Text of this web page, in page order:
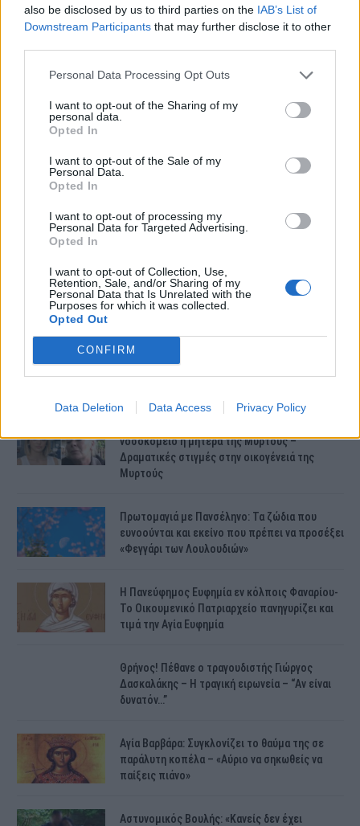
also be disclosed by us to third parties on the IAB’s List of
Downstream Participants that may further disclose it to other
Personal Data Processing Opt Outs
I want to opt-out of the Sharing of my
personal data.
Opted In
I want to opt-out of the Sale of my
Personal Data.
Opted In
I want to opt-out of processing my
Personal Data for Targeted Advertising.
Opted In
I want to opt-out of Collection, Use,
Retention, Sale, and/or Sharing of my
Personal Data that Is Unrelated with the
Purposes for which it was collected.
Opted Out
CONFIRM
Data Deletion Data Access Privacy Policy
ΤΕΛΕΥΤΑΙΕΣ ΕΙΔΗΣΕΙΣ
Συντάξεις Ιουνίου 2026: Τι θα ισχύσει; Πότε θα
γίνουν οι πληρωμές;
Νέες αποκαλύψεις για τον θάνατο του
13χρονου στην Ηλεία – Ο πατέρας του είχε
νοσοκομείο η μητέρα της Μυρτούς –
Δραματικές στιγμές στην οικογένειά της
Μυρτούς
Πρωτομαγιά με Πανσέληνο: Τα ζώδια που
ευνοούνται και εκείνο που πρέπει να προσέξει
«Φεγγάρι των Λουλουδιών»
H Πανεύφημος Ευφημία εν κόλποις Φαναρίου-
Το Οικουμενικό Πατριαρχείο πανηγυρίζει και
τιμά την Αγία Ευφημία
Θρήνος! Πέθανε ο τραγουδιστής Γιώργος
Δασκαλάκης – Η τραγική ειρωνεία – “Αν είναι
δυνατόν…”
Αγία Βαρβάρα: Συγκλονίζει το θαύμα της σε
παράλυτη κοπέλα – «Αύριο να σηκωθείς να
παίξεις πιάνο»
Αστυνομικός Bουλής: «Κανείς δεν έχει